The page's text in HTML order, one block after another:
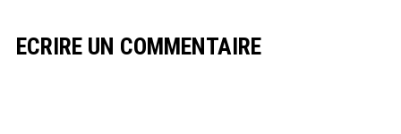
ECRIRE UN COMMENTAIRE